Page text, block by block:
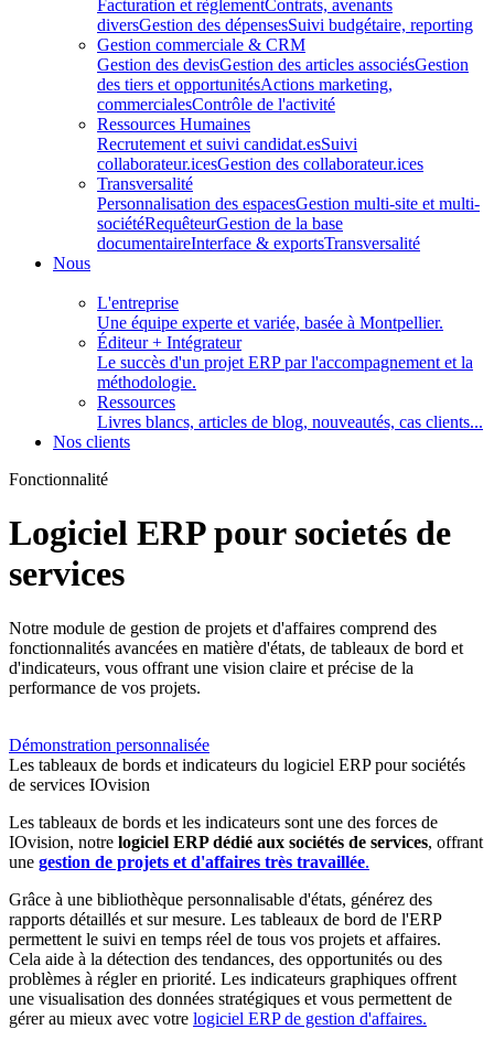
Facturation et règlementContrats, avenants
diversGestion des dépensesSuivi budgétaire, reporting
Gestion commerciale & CRM
Gestion des devisGestion des articles associésGestion
des tiers et opportunitésActions marketing,
commercialesContrôle de l'activité
Ressources Humaines
Recrutement et suivi candidat.esSuivi
collaborateur.icesGestion des collaborateur.ices
Transversalité
Personnalisation des espacesGestion multi-site et multi-
sociétéRequêteurGestion de la base
documentaireInterface & exportsTransversalité
Nous
L'entreprise
Une équipe experte et variée, basée à Montpellier.
Éditeur + Intégrateur
Le succès d'un projet ERP par l'accompagnement et la
méthodologie.
Ressources
Livres blancs, articles de blog, nouveautés, cas clients...
Nos clients
Fonctionnalité
Logiciel ERP pour societés de
services
Notre module de gestion de projets et d'affaires comprend des
fonctionnalités avancées en matière d'états, de tableaux de bord et
d'indicateurs, vous offrant une vision claire et précise de la
performance de vos projets.
Démonstration personnalisée
Les tableaux de bords et indicateurs du logiciel ERP pour sociétés
de services IOvision
Les tableaux de bords et les indicateurs sont une des forces de
IOvision, notre logiciel ERP dédié aux sociétés de services, offrant
une gestion de projets et d'affaires très travaillée.
Grâce à une bibliothèque personnalisable d'états, générez des
rapports détaillés et sur mesure. Les tableaux de bord de l'ERP
permettent le suivi en temps réel de tous vos projets et affaires.
Cela aide à la détection des tendances, des opportunités ou des
problèmes à régler en priorité. Les indicateurs graphiques offrent
une visualisation des données stratégiques et vous permettent de
gérer au mieux avec votre logiciel ERP de gestion d'affaires.